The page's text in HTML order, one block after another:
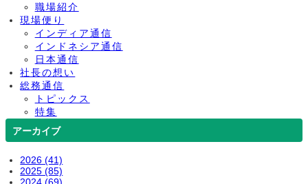
職場紹介
現場便り
インディア通信
インドネシア通信
日本通信
社長の想い
総務通信
トピックス
特集
アーカイブ
2026 (41)
2025 (85)
2024 (69)